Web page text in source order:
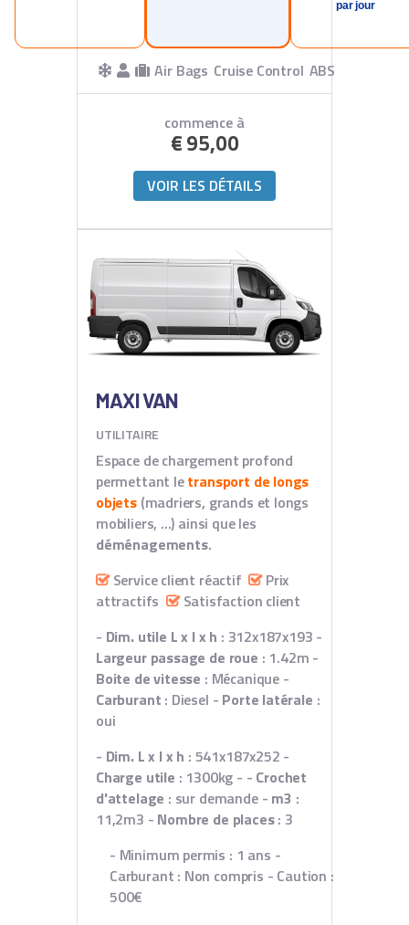
par jour
Air Bags Cruise Control ABS
commence à
€95,00
VOIR LES DÉTAILS
MAXI VAN
UTILITAIRE
Espace de chargement profond
permettant letransport de longs
objets(madriers, grands et longs
mobiliers, ...) ainsi que les
déménagements.
Service client réactif
Prix
attractifs
Satisfaction client
- Dim. utile L x l x h : 312x187x193 -
Largeur passage de roue : 1.42m -
Boite de vitesse : Mécanique-
Carburant : Diesel - Porte latérale :
oui
- Dim. L x l x h : 541x187x252 -
Charge utile : 1300kg - - Crochet
d'attelage : sur demande- m3 :
11,2m3 - Nombre de places: 3
- Minimum permis : 1 ans -
Carburant : Non compris - Caution :
500€